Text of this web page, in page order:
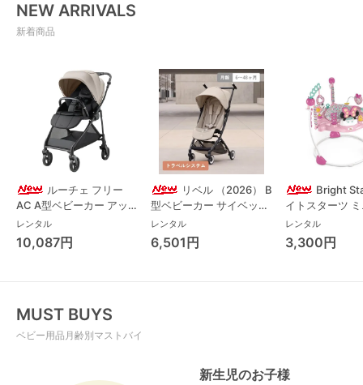
NEW ARRIVALS
新着商品
ルーチェ フリー
AC A型ベビーカー アッ
プリカ(Aprica) A型ベビ
ーカー アップリカ
(Aprica)
レンタル
10,087円
リベル （2026） B
型ベビーカー サイベック
ス(cybex)
レンタル
6,501円
Bright
イトスターツ
ス フォーエバ
レンド ジャン
パルー キッズ
レンタル
3,300円
MUST BUYS
ベビー用品月齢別マストバイ
新生児のお子様